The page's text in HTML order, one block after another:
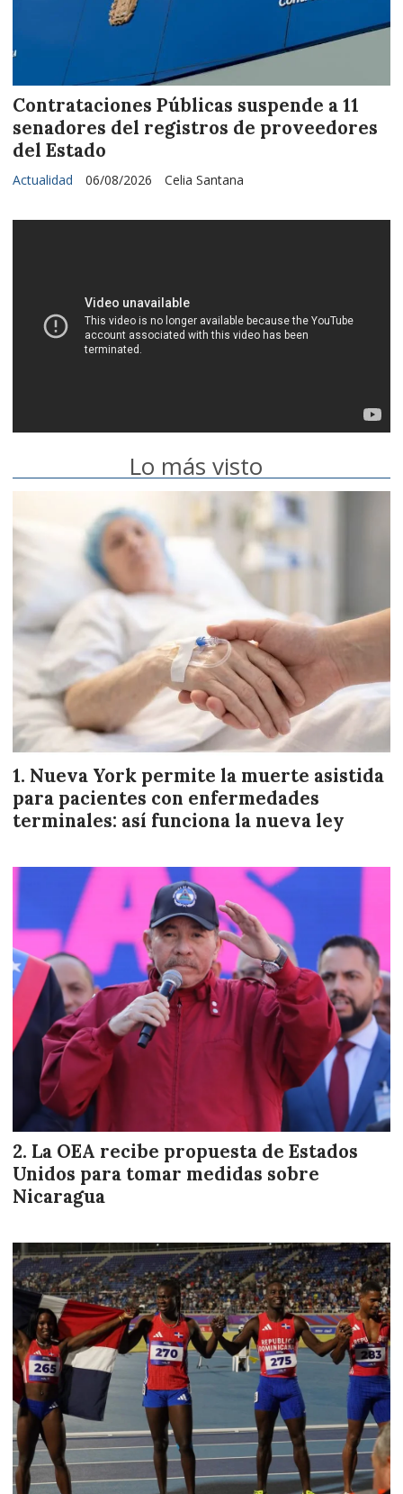
Contrataciones Públicas suspende a 11
senadores del registros de proveedores
del Estado
Celia Santana
Actualidad 06/08/2026
Lo más visto
Nueva York permite la muerte asistida
para pacientes con enfermedades
terminales: así funciona la nueva ley
La OEA recibe propuesta de Estados
Unidos para tomar medidas sobre
Nicaragua